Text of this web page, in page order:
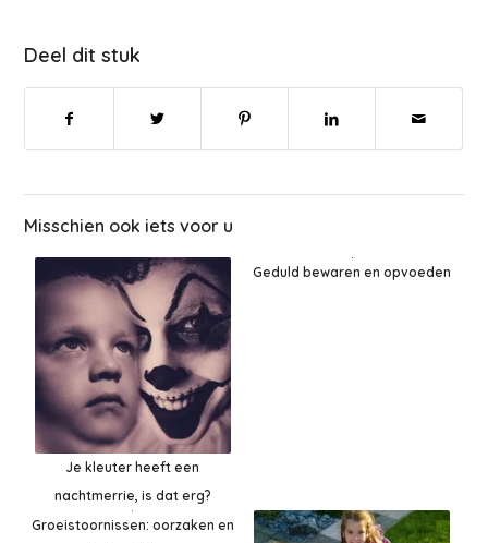
Deel dit stuk
Misschien ook iets voor u
Je kleuter heeft een
nachtmerrie, is dat erg?
Geduld bewaren en opvoeden
Groeistoornissen: oorzaken en